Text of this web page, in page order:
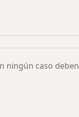
ningún caso deben